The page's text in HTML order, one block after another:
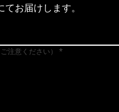
お届けします。
注意ください）